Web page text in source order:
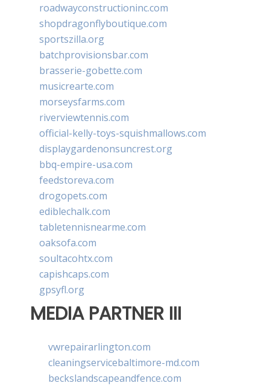
roadwayconstructioninc.com
shopdragonflyboutique.com
sportszilla.org
batchprovisionsbar.com
brasserie-gobette.com
musicrearte.com
morseysfarms.com
riverviewtennis.com
official-kelly-toys-squishmallows.com
displaygardenonsuncrest.org
bbq-empire-usa.com
feedstoreva.com
drogopets.com
ediblechalk.com
tabletennisnearme.com
oaksofa.com
soultacohtx.com
capishcaps.com
gpsyfl.org
MEDIA PARTNER III
vwrepairarlington.com
cleaningservicebaltimore-md.com
beckslandscapeandfence.com